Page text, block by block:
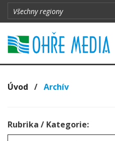
Úvod / Archív
Rubrika / Kategorie: